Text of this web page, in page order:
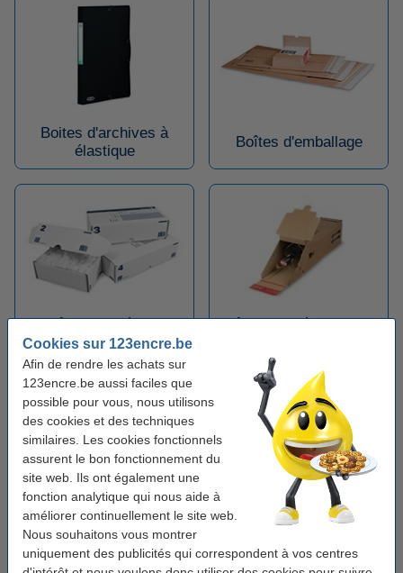
Cookies sur 123encre.be
Afin de rendre les achats sur
123encre.be aussi faciles que
possible pour vous, nous utilisons
des cookies et des techniques
similaires. Les cookies fonctionnels
assurent le bon fonctionnement du
site web. Ils ont également une
fonction analytique qui nous aide à
améliorer continuellement le site web.
Nous souhaitons vous montrer
uniquement des publicités qui correspondent à vos centres
Boites d'archives à
élastique
Boîtes d'emballage
Boîtes d'expédition
postale
Boîtes d'expédition pour
Boîtes d'expédition pour
classeurs
Boîtes de classement